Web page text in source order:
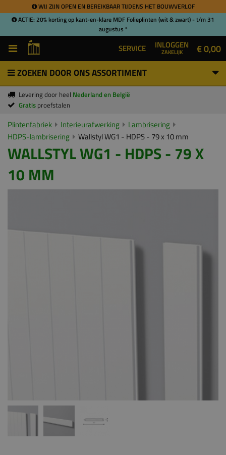
WIJ ZIJN OPEN EN BEREIKBAAR TIJDENS HET BOUWVERLOF
ACTIE: 20% korting op kant-en-klare MDF Folieplinten (wit & zwart) - t/m 31
augustus *
SERVICE INLOGGEN
ZAKELIJK € 0,00
ZOEKEN DOOR ONS ASSORTIMENT
Levering door heel Nederland en België
Gratis proefstalen
Plintenfabriek Interieurafwerking
Lambrisering
HDPS-lambrisering
Wallstyl WG1 - HDPS - 79 x 10 mm
WALLSTYL WG1 - HDPS - 79 X
10 MM